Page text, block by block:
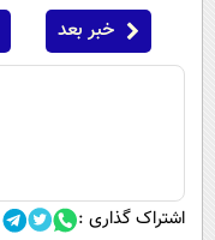
خبر بعد
اشتراک گذاری :